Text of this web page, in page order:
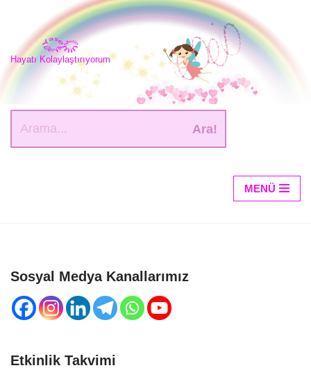
İçeriğe
geç
Hayatı Kolaylaştırıyorum
Ara!
MENÜ
Sosyal Medya Kanallarımız
Etkinlik Takvimi